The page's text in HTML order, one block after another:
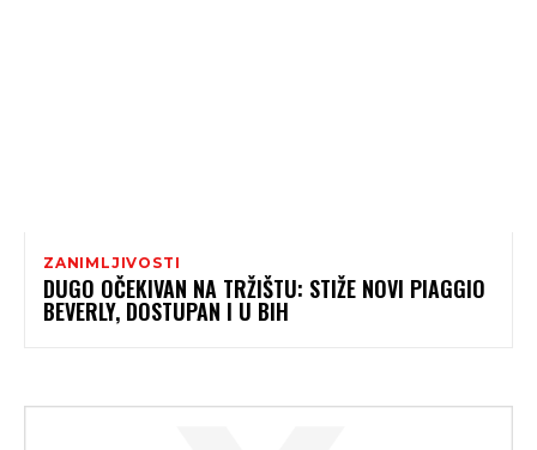
ZANIMLJIVOSTI
DUGO OČEKIVAN NA TRŽIŠTU: STIŽE NOVI PIAGGIO
BEVERLY, DOSTUPAN I U BIH